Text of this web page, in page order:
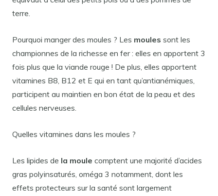
terre.
Pourquoi manger des moules ? Les moules sont les
championnes de la richesse en fer : elles en apportent 3
fois plus que la viande rouge ! De plus, elles apportent
vitamines B8, B12 et E qui en tant qu’antianémiques,
participent au maintien en bon état de la peau et des
cellules nerveuses.
Quelles vitamines dans les moules ?
Les lipides de la moule comptent une majorité d’acides
gras polyinsaturés, oméga 3 notamment, dont les
effets protecteurs sur la santé sont largement